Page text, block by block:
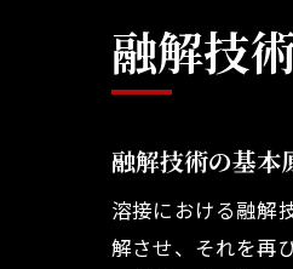
融解技
融解技術の基本
溶接における融解
解させ、それを再